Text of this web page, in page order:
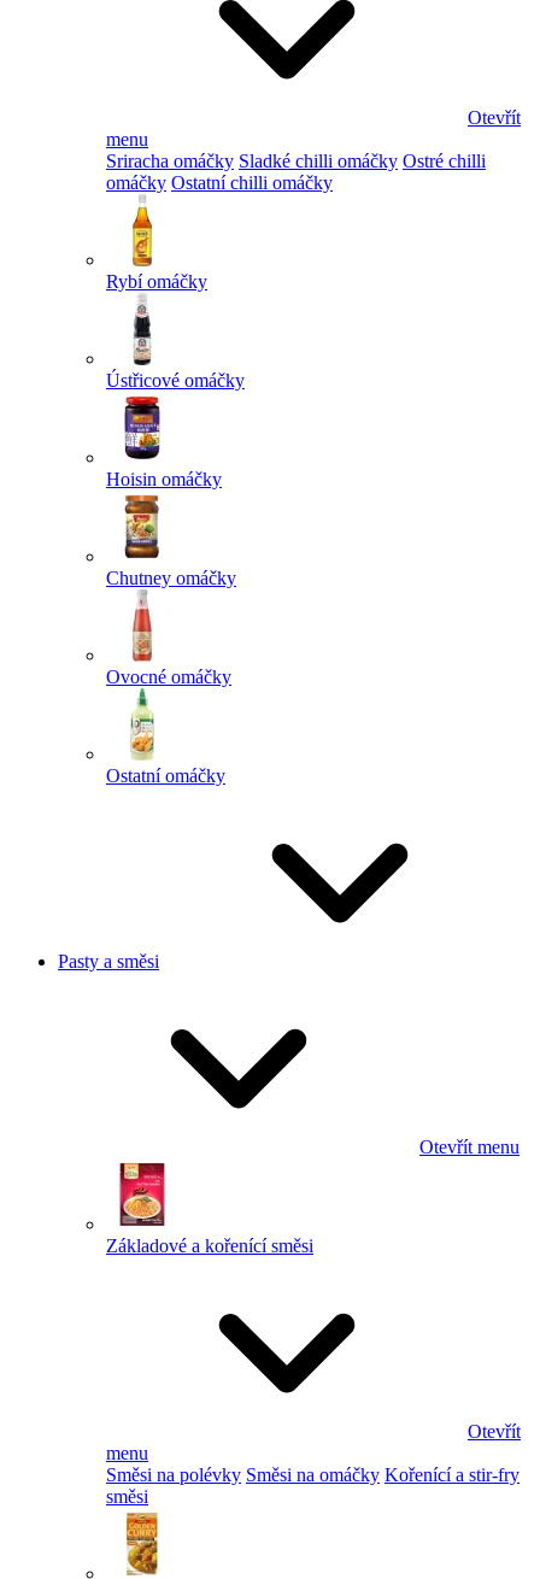
Otevřít
menu
Sriracha omáčky Sladké chilli omáčky Ostré chilli
omáčky Ostatní chilli omáčky
Rybí omáčky
Ústřicové omáčky
Hoisin omáčky
Chutney omáčky
Ovocné omáčky
Ostatní omáčky
Pasty a směsi
Otevřít menu
Základové a kořenící směsi
Otevřít
menu
Směsi na polévky Směsi na omáčky Kořenící a stir-fry
směsi